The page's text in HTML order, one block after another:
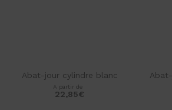
Abat-jour cylindre blanc
A partir de
22,85€